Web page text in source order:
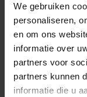
We gebruiken
personaliseren,
en om ons
informatie over
partners voor
partners kunnen
informatie die u